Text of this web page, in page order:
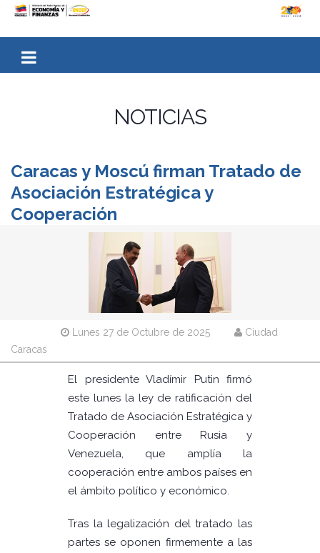
NOTICIAS
Caracas y Moscú firman Tratado de
Asociación Estratégica y
Cooperación
Lunes 27 de Octubre de 2025
Ciudad
Caracas
El presidente Vladímir Putin firmó
este lunes la ley de ratificación del
Tratado de Asociación Estratégica y
Cooperación entre Rusia y
Venezuela, que amplía la
cooperación entre ambos países en
el ámbito político y económico.
Tras la legalización del tratado las
partes se oponen firmemente a las